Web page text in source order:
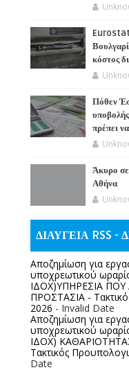
κόστος
Πόθεν
πρέπει
Άκυρο σε
Αθήνα
ΔΙΑΥΓΕΙΑ RSS
Αποζημίωση για
υποχρεωτικού
ΙΔΟΧ)ΥΠΗΡΕΣΙΑ
ΠΡΟΣΤΑΣΙΑ -
2026 - Invalid Date
Αποζημίωση για
υποχρεωτικού
ΙΔΟΧ)
Τακτικός
Date